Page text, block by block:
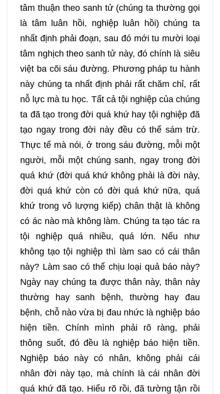
245 246 247 248
249 250 251 252
253 254 255 256
257 258 259 260
261 262 263 264
265 266 267 268
269 272
277 278
281 282 283 284
285 286 287 288
289 290 291 292
293 294 295 296
tâm thuận theo sanh tử (chúng ta thường gọi
là tâm luân hồi, nghiệp luân hồi) chúng ta
nhất định phải đoạn, sau đó mới tu mười loại
tâm nghịch theo sanh tử này, đó chính là siêu
việt ba cõi sáu đường. Phương pháp tu hành
này chúng ta nhất định phải rất chăm chỉ, rất
nỗ lực mà tu học. Tất cả tội nghiệp của chúng
ta đã tạo trong đời quá khứ hay tội nghiệp đã
tạo ngay trong đời này đều có thể sám trừ.
Thực tế mà nói, ở trong sáu đường, mỗi một
người, mỗi một chúng sanh, ngay trong đời
quá khứ (đời quá khứ không phải là đời này,
đời quá khứ còn có đời quá khứ nữa, quá
khứ trong vô lượng kiếp) chân thật là không
có ác nào mà không làm. Chúng ta tạo tác ra
tội nghiệp quá nhiều, quá lớn. Nếu như
không tạo tội nghiệp thì làm sao có cái thân
này? Làm sao có thể chịu loại quả báo này?
Ngày nay chúng ta được thân này, thân này
thường hay sanh bệnh, thường hay đau
bệnh, chỗ nào vừa bị đau nhức là nghiệp báo
hiện tiền. Chính mình phải rõ ràng, phải
thông suốt, đó đều là nghiệp báo hiện tiền.
Nghiệp báo này có nhân, không phải cái
nhân đời này tạo, mà chính là cái nhân đời
quá khứ đã tạo. Hiểu rõ rồi, đã tường tận rồi